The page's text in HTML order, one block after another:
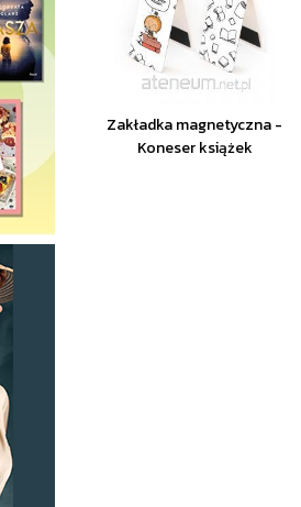
Zakładka magnetyczna -
Koneser książek